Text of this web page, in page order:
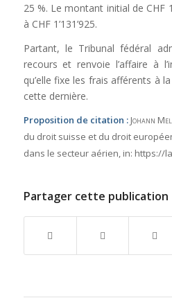
25 %. Le montant initial de CHF
à CHF 1’131’925.
Partant, le Tribunal fédéral
recours et renvoie l’affaire à
qu’elle fixe les frais afférents à
cette dernière.
Proposition de citation : Johann
du droit suisse et du droit
dans le secteur aérien, in: https://
Partager cette publication